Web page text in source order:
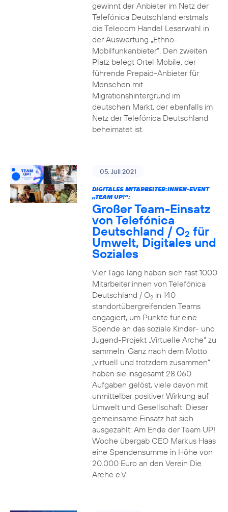
gewinnt der Anbieter im Netz der
Telefónica Deutschland erstmals
die Telecom Handel Leserwahl in
der Auswertung „Ethno-
Mobilfunkanbieter“. Den zweiten
Platz belegt Ortel Mobile, der
führende Prepaid-Anbieter für
Menschen mit
Migrationshintergrund im
deutschen Markt, der ebenfalls im
Netz der Telefónica Deutschland
beheimatet ist.
05. Juli 2021
DIGITALES MITARBEITER:INNEN-EVENT
„TEAM UP!“:
Großer Team-Einsatz
von Telefónica
Deutschland / O2 für
Umwelt, Digitales und
Soziales
Vier Tage lang haben sich fast 1000
Mitarbeiter:innen von Telefónica
Deutschland / O2in 140
standortübergreifenden Teams
engagiert, um Punkte für eine
Spende an das soziale Kinder- und
Jugend-Projekt „Virtuelle Arche“ zu
sammeln. Ganz nach dem Motto
„virtuell und trotzdem zusammen“
haben sie insgesamt 28.060
Aufgaben gelöst, viele davon mit
unmittelbar positiver Wirkung auf
Umwelt und Gesellschaft. Dieser
gemeinsame Einsatz hat sich
ausgezahlt: Am Ende der Team UP!
Woche übergab CEO Markus Haas
eine Spendensumme in Höhe von
20.000 Euro an den Verein Die
Arche e.V.